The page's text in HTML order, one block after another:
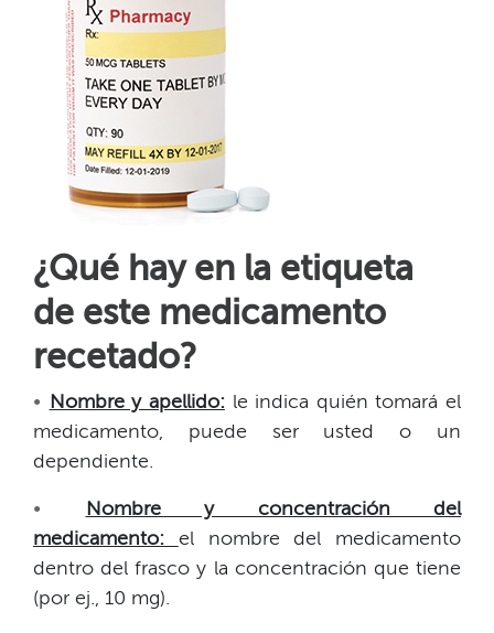
¿Qué hay en la etiqueta
de este medicamento
recetado?​​
•​​ Nombre y apellido: le indica quién tomará el
medicamento, puede ser usted o un
dependiente.​​
•​​
Nombre y concentración del
medicamento: el nombre del medicamento
dentro del frasco y la concentración que tiene
(por ej., 10 mg).​​